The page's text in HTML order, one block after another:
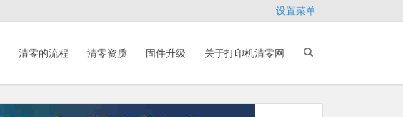
设置菜单
清零的流程 清零资质 固件升级 关于打印机清零网